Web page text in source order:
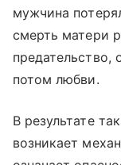
мужчина
смерть матери
предательство,
потом любви.
В результате
возникает